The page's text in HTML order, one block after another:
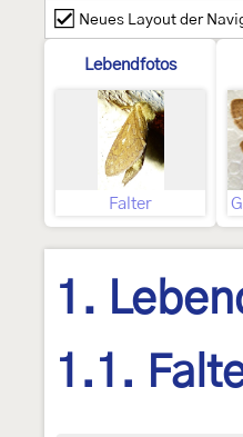
Neues Layout der
Lebendfotos
Falter
1.
1.1.